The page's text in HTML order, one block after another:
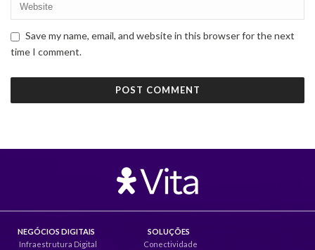
Save my name, email, and website in this browser for the next
time I comment.
NEGÓCIOS DIGITAIS
Infraestrutura Digital
SOLUÇÕES
Conectividade